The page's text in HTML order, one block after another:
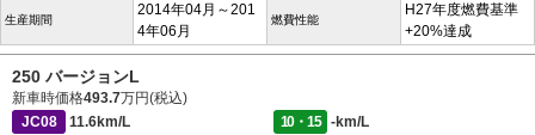
生産期間
2014年04月～201
4年06月
燃費性能
H27年度燃費基準
+20%達成
250 バージョンL
新車時価格493.7万円(税込)
JC08
11.6km/L 10・15
-km/L